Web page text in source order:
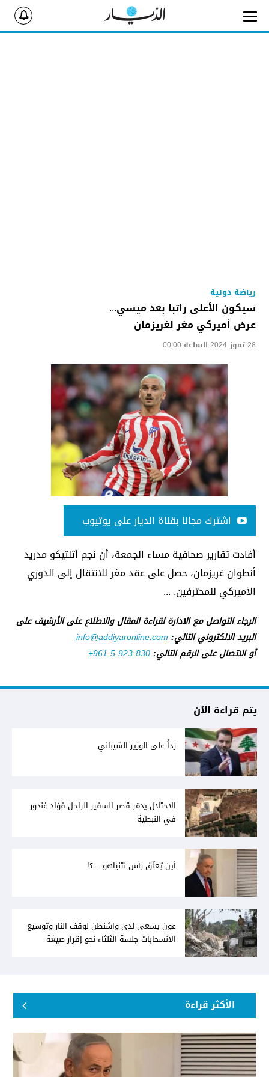
رياضة دولية
سيكون الأعلى راتبا بعد ميسي...
عرض أميركي مغر لغريزمان
28 تموز 2024 الساعة 00:00
اشترك مجانا بقناة الديار على يوتيوب
أفادت تقارير صحافية مساء الجمعة، أن نجم أتلتيكو مدريد
أنطوان غريزمان، حصل على عقد مغر للانتقال إلى الدوري
الأميركي للمحترفين. ...
الرجاء التواصل مع الادارة لقراءة المقال والاطلاع على الأرشيف على
البريد الالكتروني التالي:info@addiyaronline.com
أو الاتصال على الرقم التالي:+961 5 923 830
يتم قراءة الآن
رداً على الوزير الشيباني
الاحتلال يدمّر قصر السفير الراحل فؤاد غندور
في النبطية
أين يُعلّق رأس نتنياهو ...؟!
عون يسعى لدى واشنطن لوقف النار وتوسيع
الانسحابات جلسة الثلثاء نحو إقرار صيغة
الأكثر قراءة